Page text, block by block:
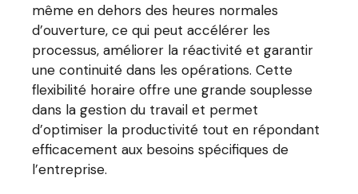
même en dehors des heures normales
d’ouverture, ce qui peut accélérer les
processus, améliorer la réactivité et garantir
une continuité dans les opérations. Cette
flexibilité horaire offre une grande souplesse
dans la gestion du travail et permet
d’optimiser la productivité tout en répondant
efficacement aux besoins spécifiques de
l’entreprise.